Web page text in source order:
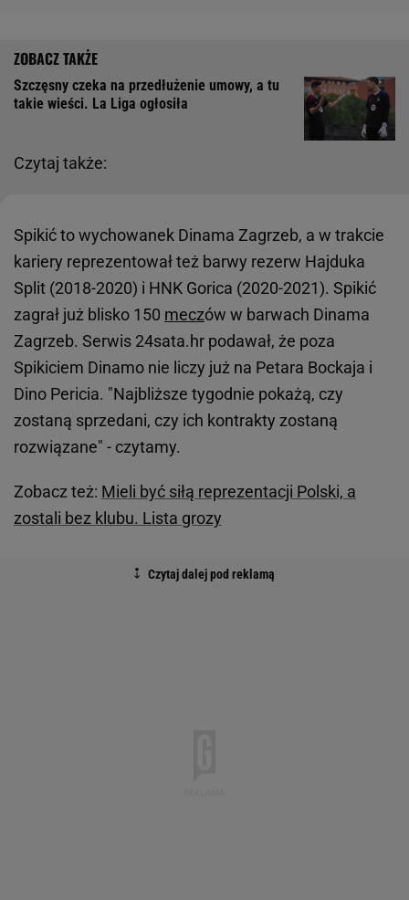
Czytaj także:
Szczęsny czeka na przedłużenie umowy, a tu
takie wieści. La Liga ogłosiła
Spikić to wychowanek Dinama Zagrzeb, a w trakcie
kariery reprezentował też barwy rezerw Hajduka
Split (2018-2020) i HNK Gorica (2020-2021). Spikić
zagrał już blisko 150 meczów w barwach Dinama
Zagrzeb. Serwis 24sata.hr podawał, że poza
Spikiciem Dinamo nie liczy już na Petara Bockaja i
Dino Pericia. "Najbliższe tygodnie pokażą, czy
zostaną sprzedani, czy ich kontrakty zostaną
rozwiązane" - czytamy.
Zobacz też: Mieli być siłą reprezentacji Polski, a
zostali bez klubu. Lista grozy